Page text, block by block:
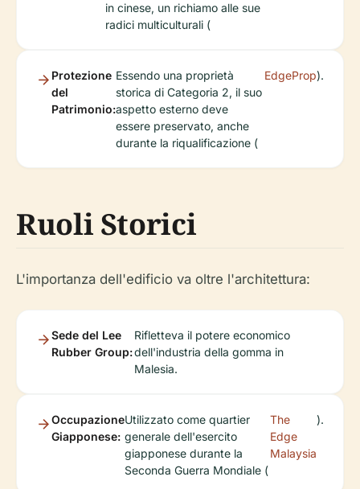
in cinese, un richiamo alle sue
radici multiculturali (
Protezione
del
Patrimonio:
Essendo una proprietà
storica di Categoria 2, il suo
aspetto esterno deve
essere preservato, anche
durante la riqualificazione (
EdgeProp).
Ruoli Storici
L'importanza dell'edificio va oltre l'architettura:
Sede del Lee
Rubber Group:
Rifletteva il potere economico
dell'industria della gomma in
Malesia.
Occupazione
Giapponese:
Utilizzato come quartier
generale dell'esercito
giapponese durante la
Seconda Guerra Mondiale (
The
Edge
Malaysia
).